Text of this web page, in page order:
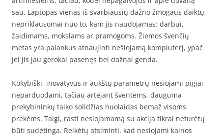
sau. Laptopas vienas iš svarbiausių dažno žmogaus daiktų,
nepriklausomai nuo to, kam jis naudojamas: darbui,
žaidimams, mokslams ar pramogoms. Žiemos švenčių
metas yra palankus atnaujinti nešiojamą kompiuterį, ypač
jei jis jau gerokai pasenęs bei dažnai genda.
Kokybiški, inovatyvūs ir aukštų parametrų nesiojami pigiai
neparduodami, tačiau artėjant šventėms, dauguma
prekybininkų taiko solidžias nuolaidas bemaž visoms
prekėms. Taigi, rasti nesiojamamą su akcija tikrai neturėtų
būti sudėtinga. Reikėtų atsiminti, kad nesiojami kainos